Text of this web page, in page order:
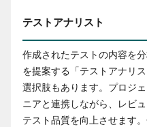
テストアナリスト
作成されたテストの内容を
を提案する「テストアナリ
選択肢もあります。プロジ
ニアと連携しながら、レビ
テスト品質を向上させます